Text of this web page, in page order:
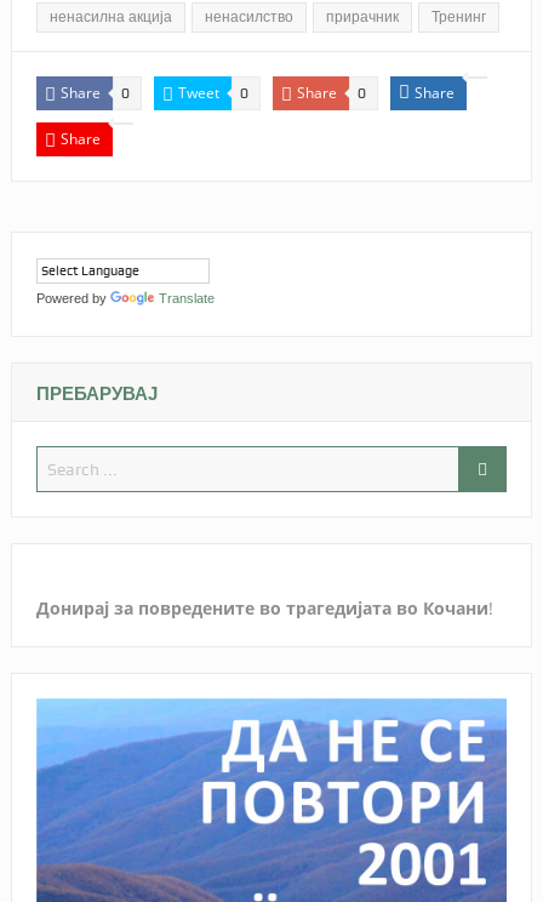
ненасилна акција ненасилство прирачник Тренинг
Share 0 Tweet 0 Share 0 Share
Share
Powered by Translate
ПРЕБАРУВАЈ
Донирај за повредените во трагедијата во Кочани!